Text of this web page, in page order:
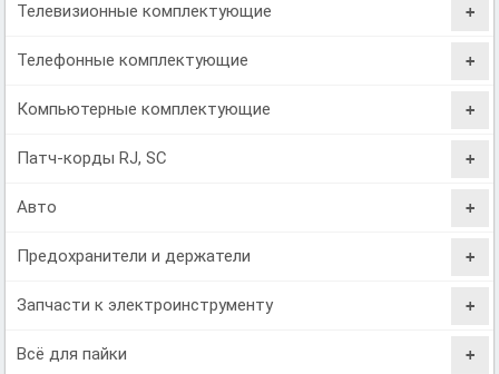
Телевизионные комплектующие
Телефонные комплектующие
Компьютерные комплектующие
Патч-корды RJ, SC
Авто
Предохранители и держатели
Запчасти к электроинструменту
Всё для пайки